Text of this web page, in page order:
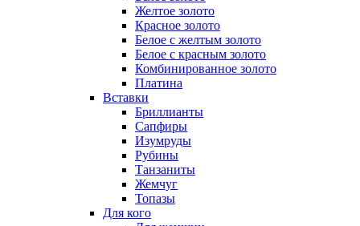
Желтое золото
Красное золото
Белое с желтым золото
Белое с красным золото
Комбинированное золото
Платина
Вставки
Бриллианты
Сапфиры
Изумруды
Рубины
Танзаниты
Жемчуг
Топазы
Для кого